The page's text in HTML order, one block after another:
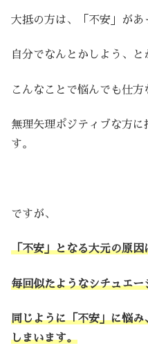
大抵の方は、「不安」があ
自分でなんとかしよう、と
こんなことで悩んでも仕方
無理矢理ポジティブな方
す。
ですが、
「不安」となる大元の原因
毎回似たようなシチュエー
同じように「不安」に悩
しまいます。